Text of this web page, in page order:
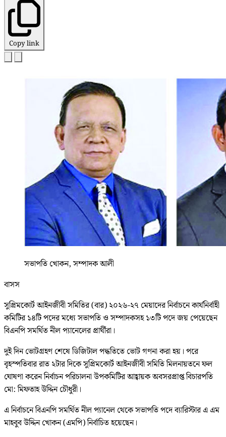
Copy link
সভাপতি খোকন, সম্পাদক আলী
বাসস
সুপ্রিমকোর্ট আইনজীবী সমিতির (বার) ২০২৬-২৭ মেয়াদের নির্বাচনে কার্যনির্বাহী
কমিটির ১৪টি পদের মধ্যে সভাপতি ও সম্পাদকসহ ১৩টি পদে জয় পেয়েছেন
বিএনপি সমর্থিত নীল প্যানেলের প্রার্থীরা।
দুই দিন ভোটগ্রহণ শেষে ডিজিটাল পদ্ধতিতে ভোট গণনা করা হয়। পরে
বৃহস্পতিবার রাত ২টার দিকে সুপ্রিমকোর্ট আইনজীবী সমিতি মিলনায়তনে ফল
ঘোষণা করেন নির্বাচন পরিচালনা উপকমিটির আহ্বায়ক অবসরপ্রাপ্ত বিচারপতি
মো: মিফতাহ উদ্দিন চৌধুরী।
এ নির্বাচনে বিএনপি সমর্থিত নীল প্যানেল থেকে সভাপতি পদে ব্যারিস্টার এ এম
মাহবুব উদ্দিন খোকন (এমপি) নির্বাচিত হয়েছেন।